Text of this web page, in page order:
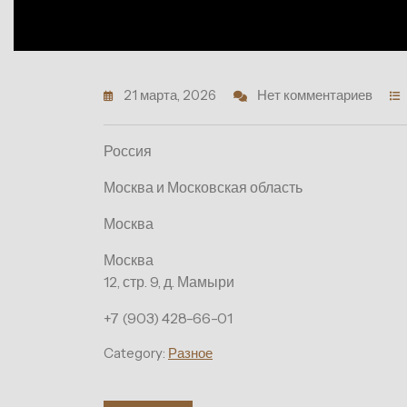
21 марта, 2026 Нет комментариев
Россия
Москва и Московская область
Москва
Москва
12, стр. 9, д. Мамыри
+7 (903) 428-66-01
Category: Разное